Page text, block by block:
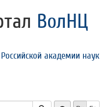
ВолНЦ
академии наук